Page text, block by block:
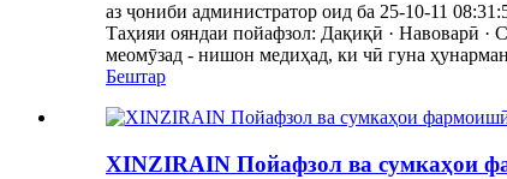
аз ҷониби администратор оид ба 25-10-11
Таҳияи ояндаи пойафзол: Дақиқӣ · Навоварӣ ·
меомӯзад - нишон медиҳад, ки чӣ гуна
Бештар
XINZIRAIN Пойафзол ва сумкаҳои